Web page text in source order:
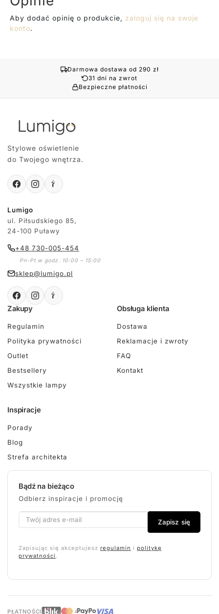
Aby dodać opinię o produkcie, zaloguj się na swoje
konto.
Darmowa dostawa od 290 zł
31 dni na zwrot
Bezpieczne płatności
Stylowe oświetlenie
do Twojego wnętrza.
Lumigo
ul. Piłsudskiego 85,
24-100 Puławy
+48 730-005-454
Pn-Pt w godz. 10:00 – 15:00
sklep@lumigo.pl
Zakupy
Regulamin
Polityka prywatności
Outlet
Bestsellery
Wszystkie lampy
Obsługa klienta
Dostawa
Reklamacje i zwroty
FAQ
Kontakt
Inspiracje
Porady
Blog
Strefa architekta
Bądź na bieżąco
Odbierz inspiracje i promocję
Zapisz się
Zapisując się akceptujesz regulamin i politykę
prywatności .
PŁATNOŚCI